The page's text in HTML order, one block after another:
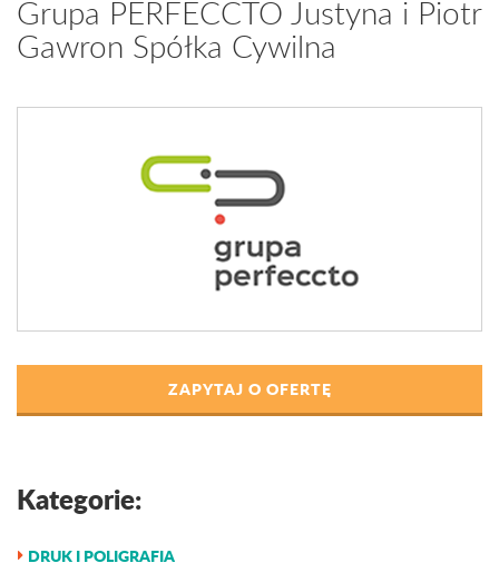
Grupa PERFECCTO Justyna i Piotr
Gawron Spółka Cywilna
ZAPYTAJ O OFERTĘ
Kategorie:
DRUK I POLIGRAFIA